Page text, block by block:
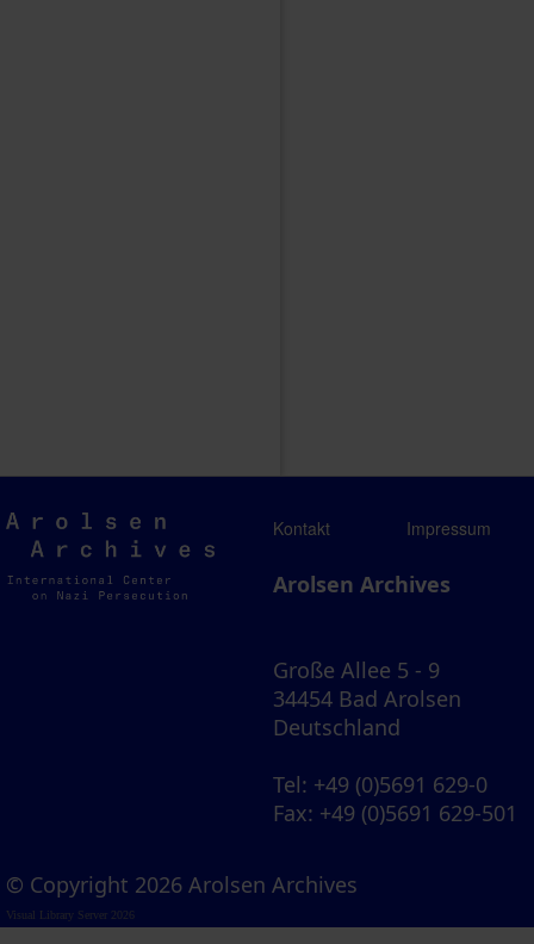
Arolsen
Archives
Kontakt Impressum
Arolsen Archives
Große Allee 5 - 9
34454 Bad Arolsen
Deutschland
Tel: +49 (0)5691 629-0
Fax: +49 (0)5691 629-501
© Copyright 2026 Arolsen Archives
Visual Library Server 2026